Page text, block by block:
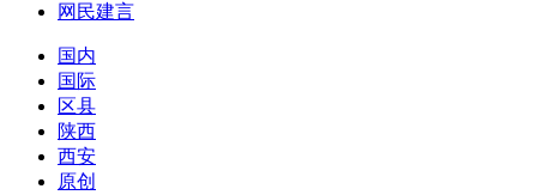
网民建言
国内
国际
区县
陕西
西安
原创